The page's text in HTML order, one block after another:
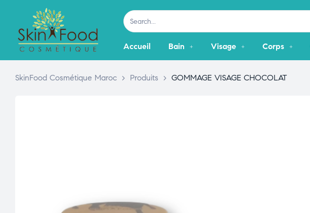
Accueil Bain Visage Corps
SkinFood Cosmétique Maroc > Produits > GOMMAGE VISAGE CHOCOLAT